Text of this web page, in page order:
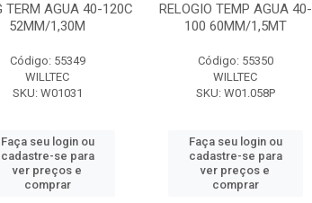
TERM AGUA 40-120C
52MM/1,30M
Código: 55349
WILLTEC
SKU: W01031
Faça seu login ou
cadastre-se para
ver preços e
comprar
RELOGIO TEMP AGUA 40-
100 60MM/1,5MT
Código: 55350
WILLTEC
SKU: W01.058P
Faça seu login ou
cadastre-se para
ver preços e
comprar